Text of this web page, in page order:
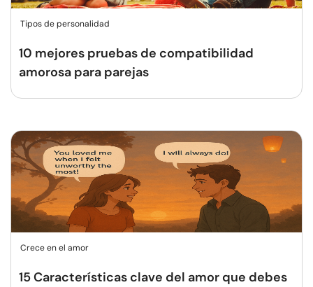
Tipos de personalidad
10 mejores pruebas de compatibilidad
amorosa para parejas
Crece en el amor
15 Características clave del amor que debes